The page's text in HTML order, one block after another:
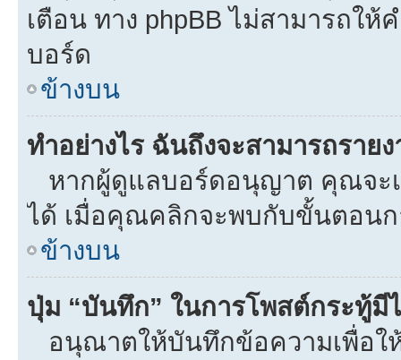
เตือน ทาง phpBB ไม่สามารถใ
บอร์ด
ข้างบน
ทำอย่างไร ฉันถึงจะสามารถรา
หากผู้ดูแลบอร์ดอนุญาต คุณจะเ
ได้ เมื่อคุณคลิกจะพบกับขั้นตอนก
ข้างบน
ปุ่ม “บันทึก” ในการโพสต์กระทู้มี
อนุณาตให้บันทึกข้อความเพื่อใ